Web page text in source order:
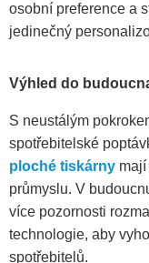
osobní preference a
jedinečný
Výhled do
S neustálým
spotřebitelské
ploché tiskárny
průmyslu. V
více pozornosti
technologie, aby
spotřebitelů.